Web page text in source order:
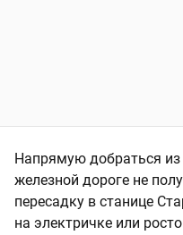
Напрямую добраться
железной дороге не
пересадку в станице
на электричке или